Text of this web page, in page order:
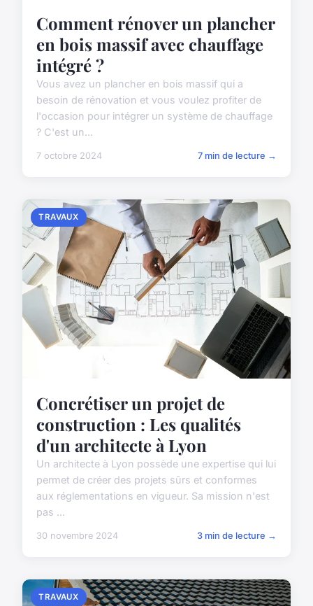
Comment rénover un plancher
en bois massif avec chauffage
intégré ?
Vous avez un plancher en bois massif qui a
besoin de rénovation et vous voulez profiter de
l'occasion pour intégrer un système de chauffage
? C'est un...
7 octobre 2024 7 min de lecture →
TRAVAUX
Concrétiser un projet de
construction : Les qualités
d'un architecte à Lyon
Un architecte à Lyon possède une expertise qui lui
permet de créer des projets sûrs et conformes
aux réglementations en vigueur. Sa mission n'est
pas ...
30 novembre 2024 3 min de lecture →
TRAVAUX